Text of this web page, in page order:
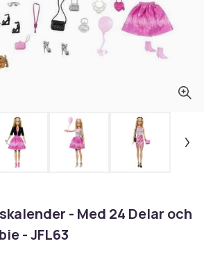
- Med 24 Delar och
- JFL63